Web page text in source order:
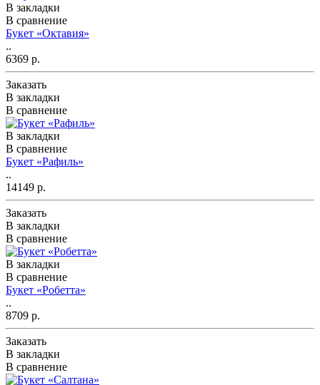
В закладки
В сравнение
Букет «Октавия»
..
6369 р.
Заказать
В закладки
В сравнение
В закладки
В сравнение
Букет «Рафиль»
..
14149 р.
Заказать
В закладки
В сравнение
В закладки
В сравнение
Букет «Робетта»
..
8709 р.
Заказать
В закладки
В сравнение